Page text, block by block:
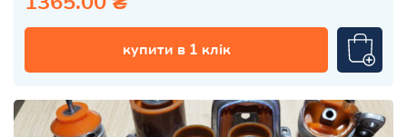
купити в 1 клік